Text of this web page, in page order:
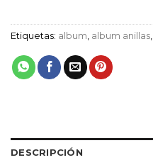
Etiquetas: album, album anillas,
DESCRIPCIÓN